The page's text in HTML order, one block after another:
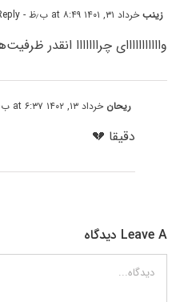
زینبخرداد ۳۱, ۱۴۰۱ at ۸:۴۹ ب٫ظ - Reply
وااااااااااای چرااااااا انقدر
ریحان خرداد ۱۳, ۱۴۰۲ at ۶:۳۷ ب٫ظ
دقیقا 💔
Leave A دیدگاه
دیدگاه